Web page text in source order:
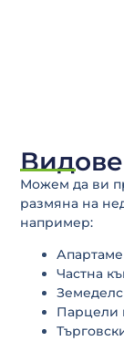
Можем да ви
размяна на
например:
Частна
Парцели